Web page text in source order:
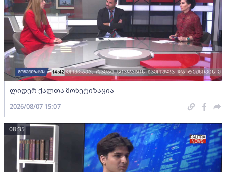
ლიდერ ქალთა მონეტიზაცია
2026/08/07 15:07
08:35